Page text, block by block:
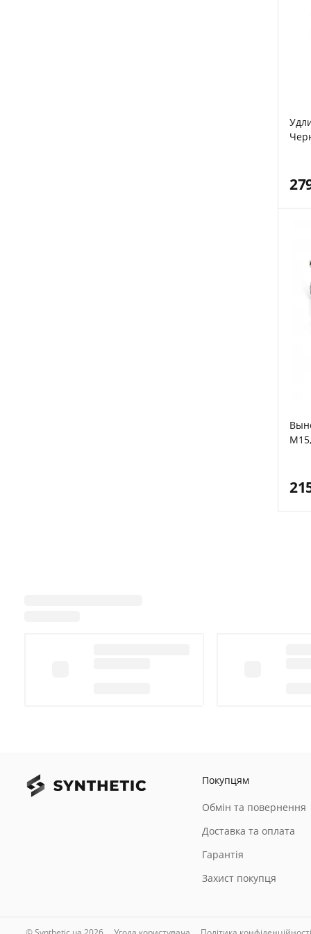
Покупцям
Обмін та повернення
Доставка та оплата
Гарантія
Захист покупця